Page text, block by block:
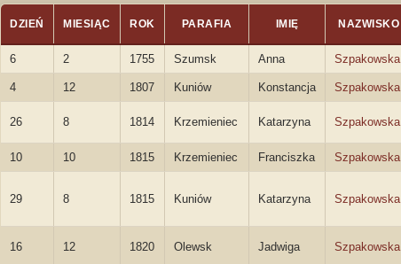
DZIEŃ MIESIĄC ROK PARAFIA IMIĘ NAZWISKO
6 2 1755 Szumsk Anna Szpakowska
4 12 1807 Kuniów Konstancja Szpakowska
26 8 1814 Krzemieniec Katarzyna Szpakowska
10 10 1815 Krzemieniec Franciszka Szpakowska
29 8 1815 Kuniów Katarzyna Szpakowska
16 12 1820 Olewsk Jadwiga Szpakowska